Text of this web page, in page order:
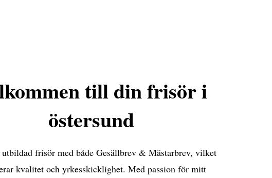
till din frisör i
östersund
utbildad frisör med både Gesällbrev & Mästarbrev, vilket
kvalitet och yrkesskicklighet. Med passion för mitt